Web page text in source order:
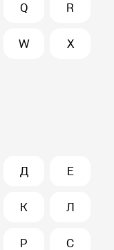
Q R
W X
Д Е
К Л
Р С